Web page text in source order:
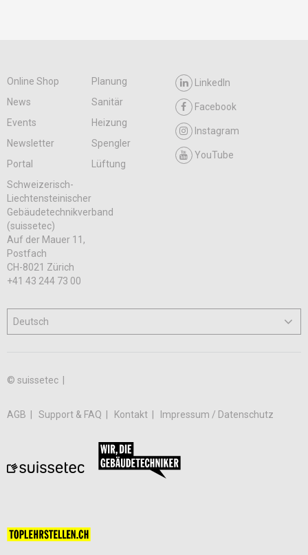
Online Shop
Planung
News
Sanitär
Events
Heizung
Newsletter
Spengler
Portal
Lüftung
LinkedIn
Facebook
Instagram
YouTube
Schweizerisch-
Liechtensteinischer
Gebäudetechnikverband
(suissetec)
Auf der Mauer 11,
Postfach
CH-8021 Zürich
+41 43 244 73 00
© suissetec |
AGB Support & FAQ Kontakt Impressum / Datenschutz